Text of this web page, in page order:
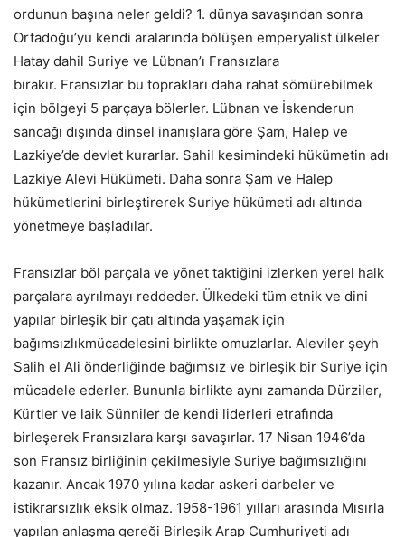
ordunun başına neler geldi? 1. dünya savaşından sonra
Ortadoğu’yu kendi aralarında bölüşen emperyalist ülkeler
Hatay dahil Suriye ve Lübnan’ı Fransızlara
bırakır. Fransızlar bu toprakları daha rahat sömürebilmek
için bölgeyi 5 parçaya bölerler. Lübnan ve İskenderun
sancağı dışında dinsel inanışlara göre Şam, Halep ve
Lazkiye’de devlet kurarlar. Sahil kesimindeki hükümetin adı
Lazkiye Alevi Hükümeti. Daha sonra Şam ve Halep
hükümetlerini birleştirerek Suriye hükümeti adı altında
yönetmeye başladılar.
Fransızlar böl parçala ve yönet taktiğini izlerken yerel halk
parçalara ayrılmayı reddeder. Ülkedeki tüm etnik ve dini
yapılar birleşik bir çatı altında yaşamak için
bağımsızlıkmücadelesini birlikte omuzlarlar. Aleviler şeyh
Salih el Ali önderliğinde bağımsız ve birleşik bir Suriye için
mücadele ederler. Bununla birlikte aynı zamanda Dürziler,
Kürtler ve laik Sünniler de kendi liderleri etrafında
birleşerek Fransızlara karşı savaşırlar. 17 Nisan 1946’da
son Fransız birliğinin çekilmesiyle Suriye bağımsızlığını
kazanır. Ancak 1970 yılına kadar askeri darbeler ve
istikrarsızlık eksik olmaz. 1958-1961 yılları arasında Mısırla
yapılan anlaşma gereği Birleşik Arap Cumhuriyeti adı